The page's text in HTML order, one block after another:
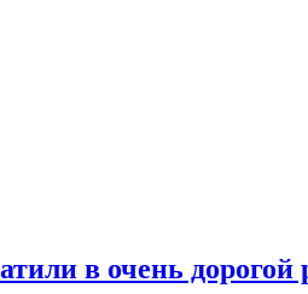
в очень дорогой